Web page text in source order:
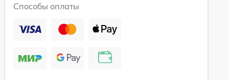
Способы оплаты